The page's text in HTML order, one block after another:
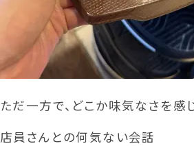
ただ一方で、どこか味気なさを感
店員さんとの何気ない会話